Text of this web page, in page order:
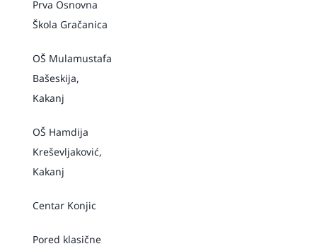
Prva Osnovna
Škola Gračanica
OŠ Mulamustafa
Bašeskija,
Kakanj
OŠ Hamdija
Kreševljaković,
Kakanj
Centar Konjic
Pored klasične